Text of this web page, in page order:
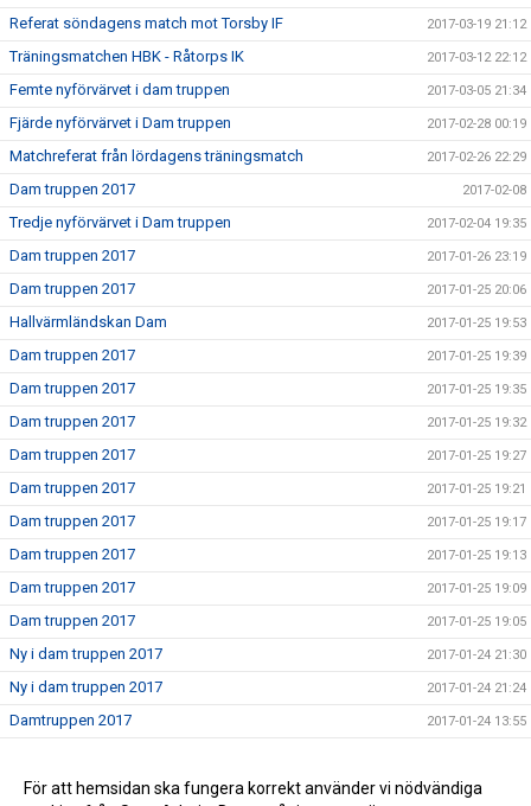
Referat söndagens match mot Torsby IF 2017-03-19 21:12
Träningsmatchen HBK - Råtorps IK 2017-03-12 22:12
Femte nyförvärvet i dam truppen 2017-03-05 21:34
Fjärde nyförvärvet i Dam truppen 2017-02-28 00:19
Matchreferat från lördagens träningsmatch 2017-02-26 22:29
Dam truppen 2017 2017-02-08
Tredje nyförvärvet i Dam truppen 2017-02-04 19:35
Dam truppen 2017 2017-01-26 23:19
Dam truppen 2017 2017-01-25 20:06
Hallvärmländskan Dam 2017-01-25 19:53
Dam truppen 2017 2017-01-25 19:39
Dam truppen 2017 2017-01-25 19:35
Dam truppen 2017 2017-01-25 19:32
Dam truppen 2017 2017-01-25 19:27
Dam truppen 2017 2017-01-25 19:21
Dam truppen 2017 2017-01-25 19:17
Dam truppen 2017 2017-01-25 19:13
Dam truppen 2017 2017-01-25 19:09
Dam truppen 2017 2017-01-25 19:05
Ny i dam truppen 2017 2017-01-24 21:30
Ny i dam truppen 2017 2017-01-24 21:24
Damtruppen 2017 2017-01-24 13:55
Nu börjar vi sätta truppen 2017 2017-01-24 00:17
För att hemsidan ska fungera korrekt använder vi nödvändiga